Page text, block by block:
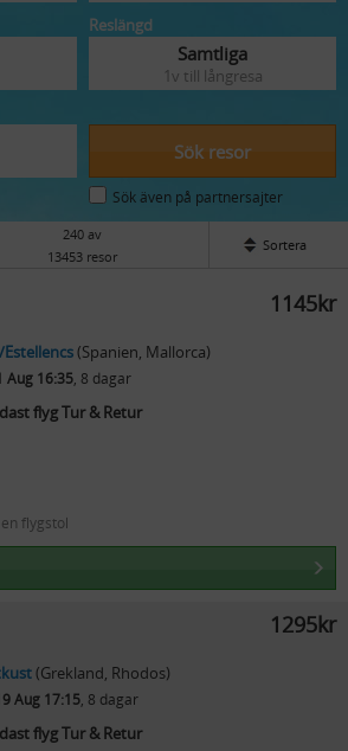
Reslängd
Samtliga
1v till långresa
Sök resor
Sök även på partnersajter
240 av
13453 resor
Sortera
1145kr
(Spanien, Mallorca)
Aug 16:35, 8 dagar
flyg Tur & Retur
flygstol
1295kr
(Grekland, Rhodos)
Aug 17:15, 8 dagar
flyg Tur & Retur